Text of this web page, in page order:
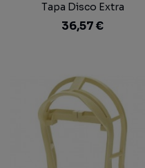
Tapa Disco Extra
Discmaster Vicon Extra 832
36,57 €